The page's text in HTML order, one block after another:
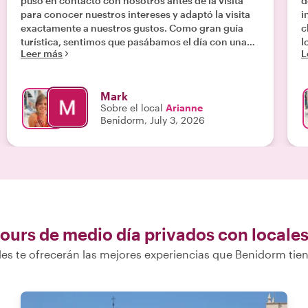
para conocer nuestros intereses y adaptó la visita
exactamente a nuestros gustos. Como gran guía
turística, sentimos que pasábamos el día con una
vieja amiga. ¡Para conocer realmente Denía, haz
Leer más
Mark
Sobre el local Arianne
Benidorm, July 3, 2026
de medio día privados con locales
te ofrecerán las mejores experiencias que Benidorm